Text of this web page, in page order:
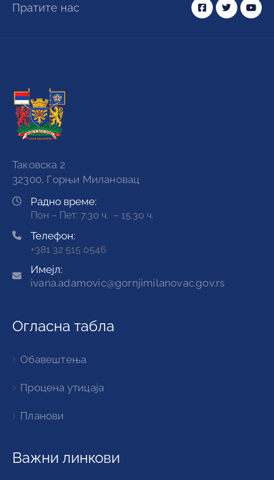
Пратите нас
Таковска 2
32300, Горњи Милановац
Радно време:
Пон – Пет: 7.30 ч. – 15.30 ч.
Телефон:
+381 32 515 0546
Имејл:
ivana.adamovic@gornjimilanovac.gov.rs
Огласна табла
Обавештења
Процена утицаја
Планови
Важни линкови